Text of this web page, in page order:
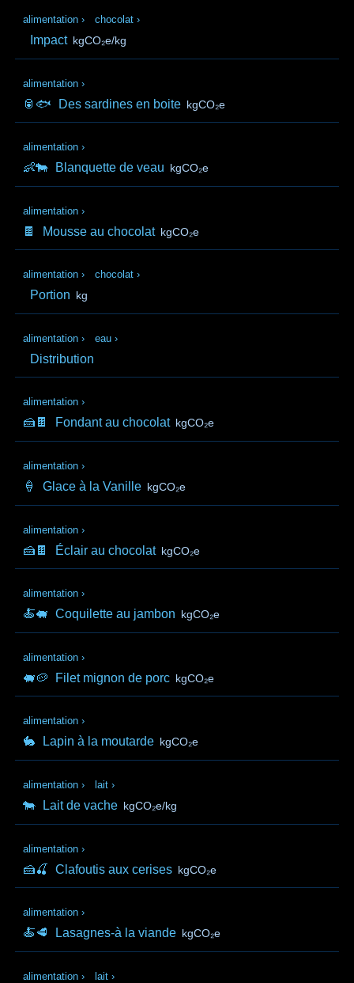
alimentation › chocolat ›
Impact kgCO₂e/kg
alimentation ›
🥫🐟 Des sardines en boite kgCO₂e
alimentation ›
👶🐄 Blanquette de veau kgCO₂e
alimentation ›
🍫 Mousse au chocolat kgCO₂e
alimentation › chocolat ›
Portion kg
alimentation › eau ›
Distribution
alimentation ›
🍰🍫 Fondant au chocolat kgCO₂e
alimentation ›
🍦 Glace à la Vanille kgCO₂e
alimentation ›
🍰🍫 Éclair au chocolat kgCO₂e
alimentation ›
🍝🐖 Coquilette au jambon kgCO₂e
alimentation ›
🐖🥔 Filet mignon de porc kgCO₂e
alimentation ›
🐇 Lapin à la moutarde kgCO₂e
alimentation › lait ›
🐄 Lait de vache kgCO₂e/kg
alimentation ›
🍰🍒 Clafoutis aux cerises kgCO₂e
alimentation ›
🍝🥩 Lasagnes-à la viande kgCO₂e
alimentation › lait ›